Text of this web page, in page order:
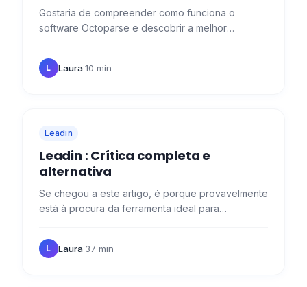
Gostaria de compreender como funciona o
software Octoparse e descobrir a melhor
certo! 😉 O que é o Octoparse Web…
L Laura·10 min
Leadin
Leadin : Crítica completa e
alternativa
Se chegou a este artigo, é porque provavelmente
está à procura da ferramenta ideal para
e-mail (ou ambas!). Esta…
L Laura·37 min